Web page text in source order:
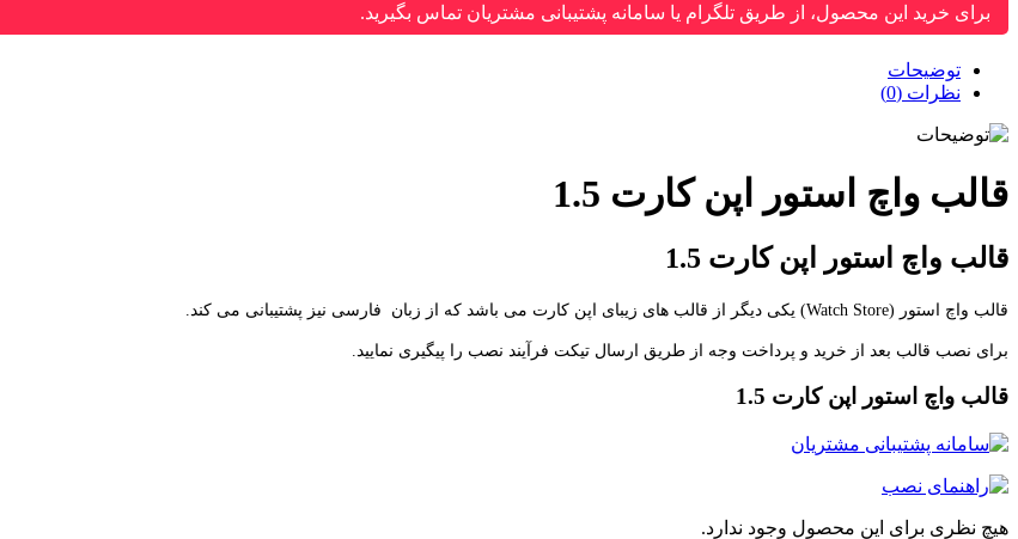
برای خرید این محصول، از طریق تلگرام یا سامانه پشتیبانی مشتریان تماس بگیرید.
توضیحات
نظرات (0)
قالب واچ استور اپن کارت 1.5
قالب واچ استور اپن کارت 1.5
قالب واچ استور (Watch Store) یکی دیگر از قالب های زیبای اپن کارت می باشد که از زبان فارسی نیز پشتیبانی می کند.
برای نصب قالب بعد از خرید و پرداخت وجه از طریق ارسال تیکت فرآیند نصب را پیگیری نمایید.
قالب واچ استور اپن کارت 1.5
هیچ نظری برای این محصول وجود ندارد.